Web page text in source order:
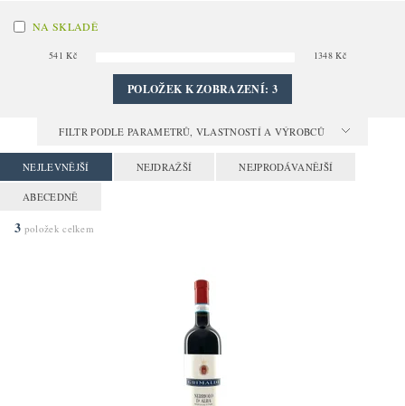
NA SKLADĚ
541 Kč 1348 Kč
POLOŽEK K ZOBRAZENÍ: 3
FILTR PODLE PARAMETRŮ, VLASTNOSTÍ A VÝROBCŮ
NEJLEVNĚJŠÍ NEJDRAŽŠÍ NEJPRODÁVANĚJŠÍ
ABECEDNĚ
3 položek celkem